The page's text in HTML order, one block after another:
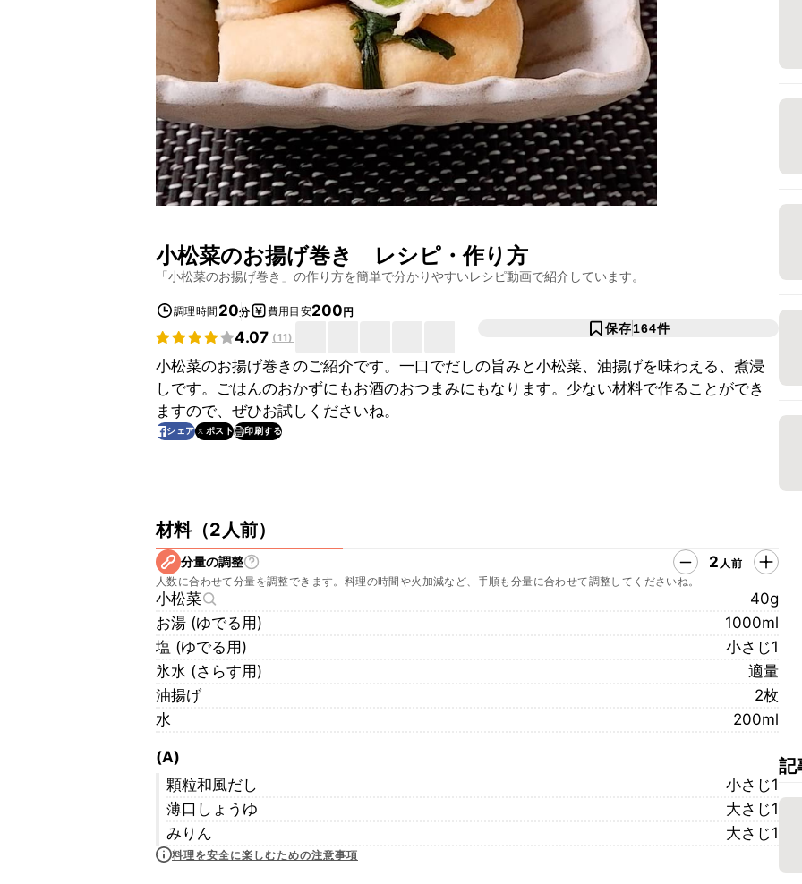
小松菜のお揚げ巻き レシピ・作り方
「小松菜のお揚げ巻き 」の作り方を簡単で分かりやすいレシピ動画で紹介しています。
調理時間 20分 費用目安200円
4.07 (11)
保存164件
小松菜のお揚げ巻きのご紹介です。一口でだしの旨みと小松菜、油揚げを味わえる、煮浸
しです。ごはんのおかずにもお酒のおつまみにもなります。少ない材料で作ることができ
ますので、ぜひお試しくださいね。
シェア ポスト 印刷する
材料（2人前）
分量の調整 2 人前
人数に合わせて分量を調整できます。料理の時間や火加減など、手順も分量に合わせて調整してくださいね。
小松菜
40g
お湯 (ゆでる用)
1000ml
塩 (ゆでる用)
小さじ1
氷水 (さらす用)
適量
油揚げ
2枚
水
200ml
(A)
顆粒和風だし
小さじ1
薄口しょうゆ
大さじ1
みりん
大さじ1
料理を安全に楽しむための注意事項
記